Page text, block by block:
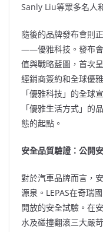
Sanly Liu等眾多名人
隨後的品牌發布會則
——優雅科技。發布會
值與戰略藍圖，首次
經銷商簽約和全球優
「優雅科技」的全球
「優雅生活方式」的
態的起點。
安全品質驗證：公開
對於汽車品牌而言，
源泉。LEPAS在奇瑞
開放的安全試驗。在
水及碰撞翻滾三大嚴